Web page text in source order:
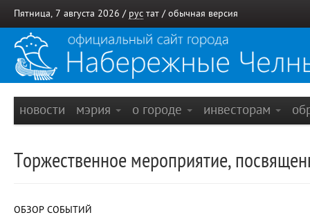
Пятница, 7 августа 2026 / рус тат / обычная версия
новости мэрия о городе инвесторам
Торжественное мероприятие,
ОБЗОР СОБЫТИЙ